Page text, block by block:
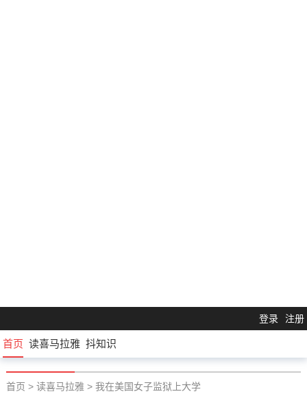
登录 注册
首页 读喜马拉雅 抖知识
首页 > 读喜马拉雅> 我在美国女子监狱上大学